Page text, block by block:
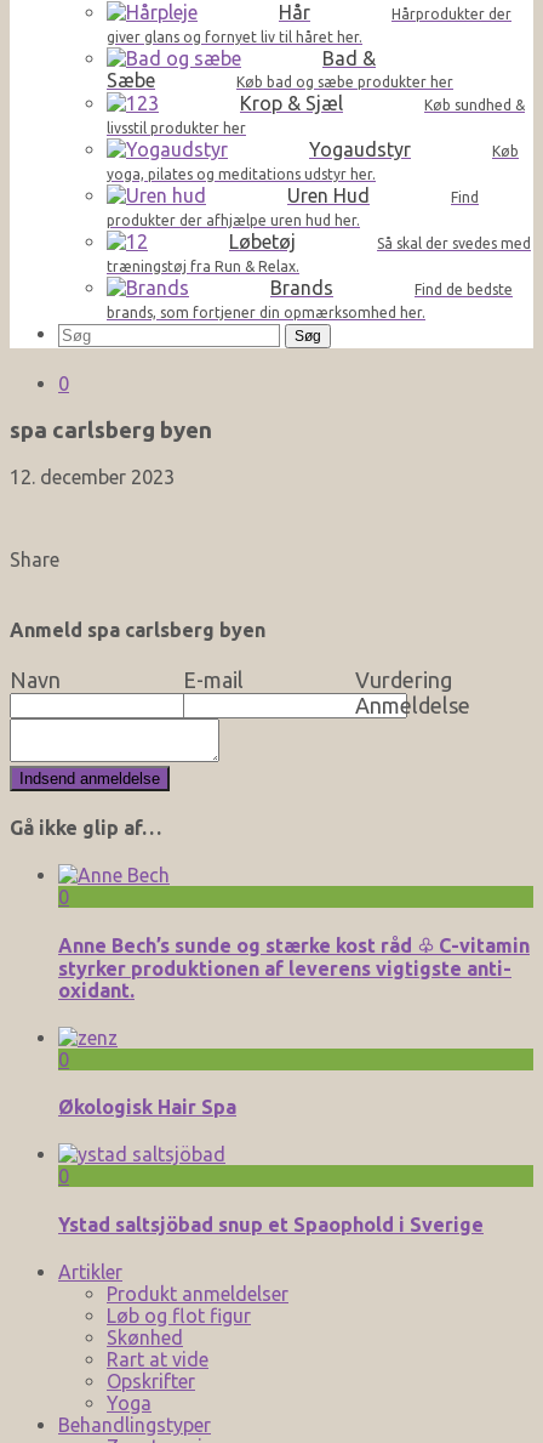
Hår
Hårprodukter der
giver glans og fornyet liv til håret her.
Bad &
Sæbe
Køb bad og sæbe produkter her
Krop & Sjæl
Køb sundhed &
livsstil produkter her
Yogaudstyr
Køb
yoga, pilates og meditations udstyr her.
Uren Hud
Find
produkter der afhjælpe uren hud her.
Løbetøj
Så skal der svedes med
træningstøj fra Run & Relax.
Brands
Find de bedste
brands, som fortjener din opmærksomhed her.
Søg
efter:
0
spa carlsberg byen
12. december 2023
Share
Anmeld spa carlsberg byen
Navn E-mail
Vurdering
Anmeldelse
Gå ikke glip af…
0
Anne Bech’s sunde og stærke kost råd ♧ C-vitamin
styrker produktionen af leverens vigtigste anti-
oxidant.
0
Økologisk Hair Spa
0
Ystad saltsjöbad snup et Spaophold i Sverige
Artikler
Produkt anmeldelser
Løb og flot figur
Skønhed
Rart at vide
Opskrifter
Yoga
Behandlingstyper